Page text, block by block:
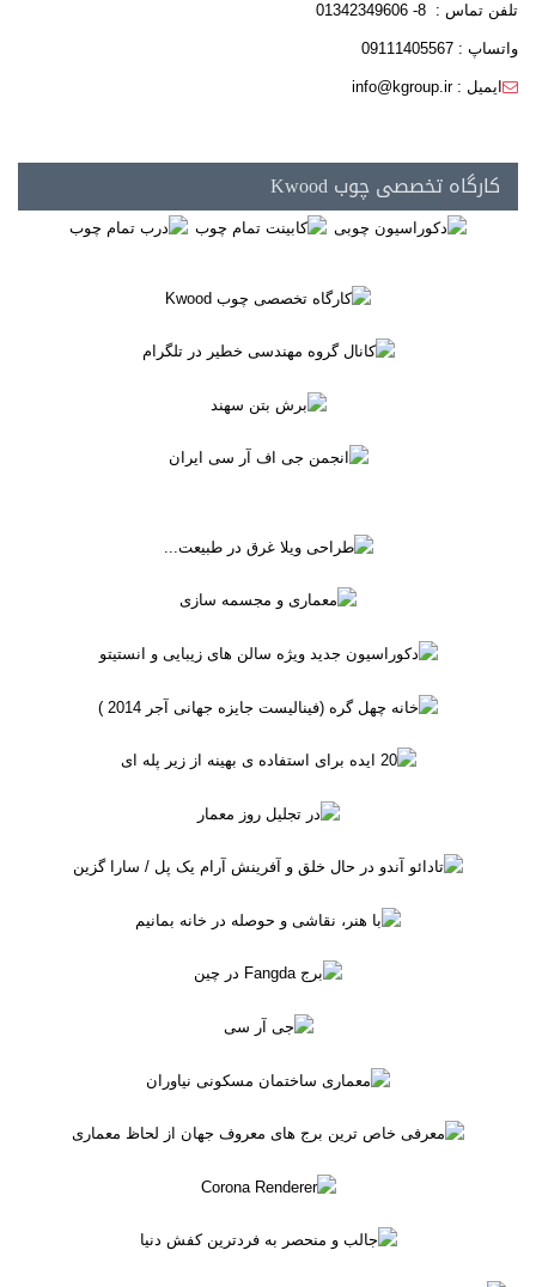
تلفن تماس : 8- 01342349606
واتساپ : 09111405567
ایمیل : info@kgroup.ir
کارگاه تخصصی چوب Kwood